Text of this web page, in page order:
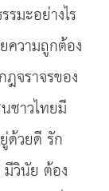
มะอย่างไร
ความถูกต้อง
จราจรของ
ชาวไทยมี
ด้วยดี รัก
วินัย ต้อง